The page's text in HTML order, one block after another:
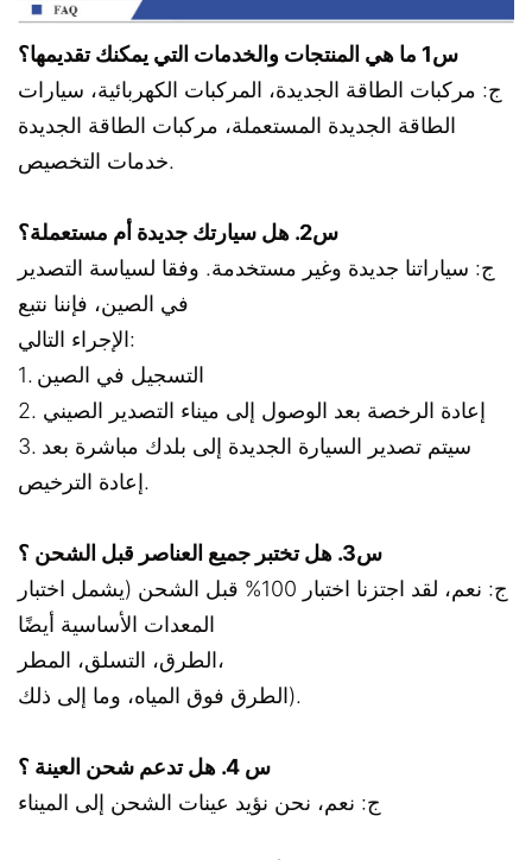
س1 ما هي المنتجات والخدمات التي يمكنك تقديمها؟
ج: مركبات الطاقة الجديدة، المركبات الكهربائية، سيارات
الطاقة الجديدة المستعملة، مركبات الطاقة الجديدة
خدمات التخصيص.
س2. هل سيارتك جديدة أم مستعملة؟
ج: سياراتنا جديدة وغير مستخدمة. وفقا لسياسة التصدير
في الصين، فإننا نتبع
الإجراء التالي:
1. التسجيل في الصين
2. إعادة الرخصة بعد الوصول إلى ميناء التصدير الصيني
3. سيتم تصدير السيارة الجديدة إلى بلدك مباشرة بعد
إعادة الترخيص.
س3. هل تختبر جميع العناصر قبل الشحن ؟
ج: نعم، لقد اجتزنا اختبار 100% قبل الشحن (يشمل اختبار
المعدات الأساسية أيضًا
الطرق، التسلق، المطر،
الطرق فوق المياه، وما إلى ذلك).
س 4. هل تدعم شحن العينة ؟
ج: نعم، نحن نؤيد عينات الشحن إلى الميناء